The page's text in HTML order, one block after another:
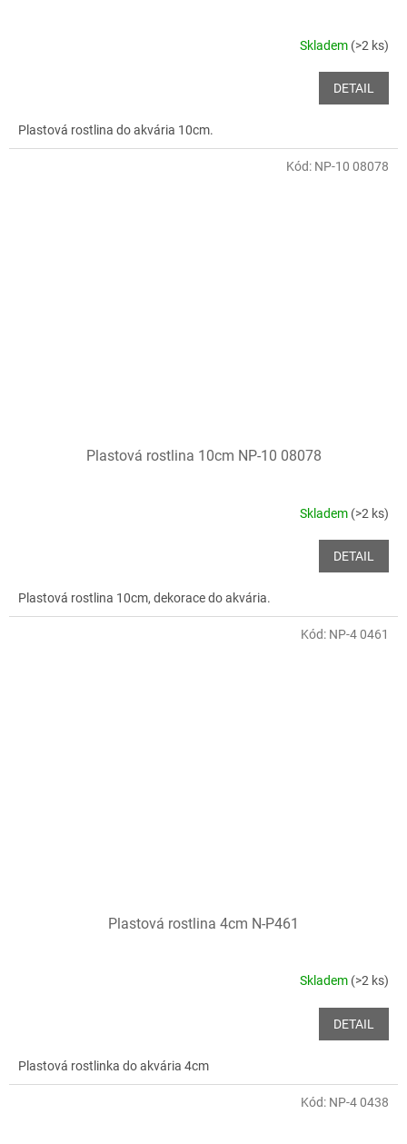
Skladem (>2 ks)
DETAIL
Plastová rostlina do akvária 10cm.
Plastová rostlina 10cm NP-10 08078
Skladem (>2 ks)
DETAIL
Plastová rostlina 10cm, dekorace do akvária.
Kód: NP-10 08078
Plastová rostlina 4cm N-P461
Skladem (>2 ks)
DETAIL
Plastová rostlinka do akvária 4cm
Kód: NP-4 0461
Kód: NP-4 0438